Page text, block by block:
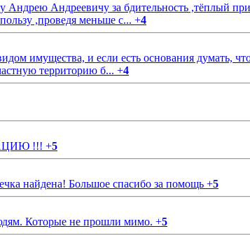
Андреевичу за бдительность ,тёплый
,проведя меньше с... +4
имущества, и если есть основания думать,
территорию б... +4
!!! +5
найдена! Большое спасибо за помощь +5
Которые не прошли мимо. +5